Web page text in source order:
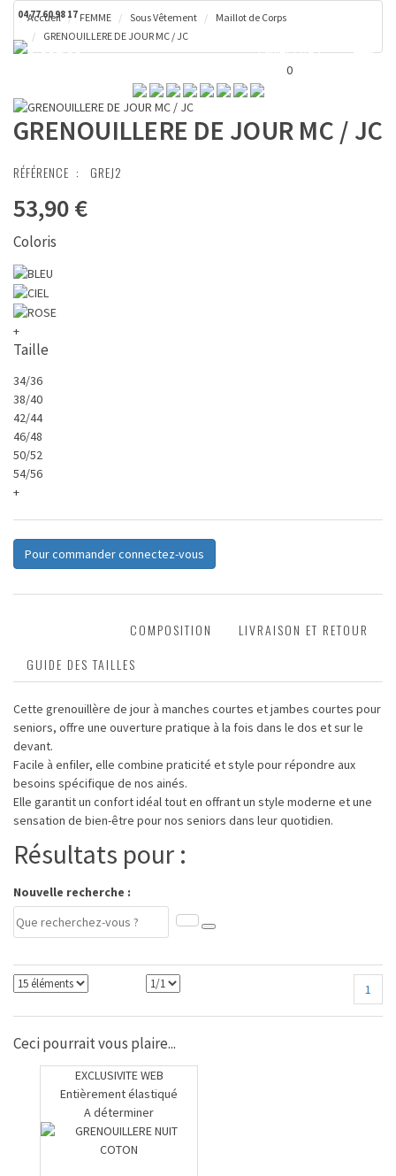
04 77 60 98 17
Panier ( 0 € )
0
Accueil FEMME Sous Vêtement
Maillot de Corps
GRENOUILLERE DE JOUR MC / JC
GRENOUILLERE DE JOUR MC / JC
RÉFÉRENCE : GREJ2
53,90 €
Coloris
+
Taille
34/36
38/40
42/44
46/48
50/52
54/56
+
Pour commander connectez-vous
COMPOSITION
LIVRAISON ET RETOUR
GUIDE DES TAILLES
Cette grenouillère de jour à manches courtes et jambes courtes pour
seniors, offre une ouverture pratique à la fois dans le dos et sur le
devant.
Facile à enfiler, elle combine praticité et style pour répondre aux
besoins spécifique de nos ainés.
Elle garantit un confort idéal tout en offrant un style moderne et une
sensation de bien-être pour nos seniors dans leur quotidien.
Résultats pour :
Nouvelle recherche :
1
Ceci pourrait vous plaire...
EXCLUSIVITE WEB
Entièrement élastiqué
A déterminer